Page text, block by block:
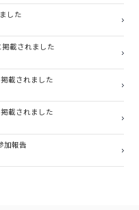
した
載されました
載されました
載されました
加報告